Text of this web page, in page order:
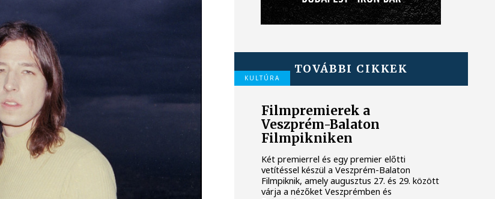
TOVÁBBI CIKKEK
KULTÚRA
Filmpremierek a
Veszprém-Balaton
Filmpikniken
Két premierrel és egy premier előtti
vetítéssel készül a Veszprém-Balaton
Filmpiknik, amely augusztus 27. és 29. között
várja a nézőket Veszprémben és